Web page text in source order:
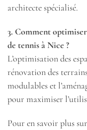
architecte spécialisé.
3. Comment
de tennis à Nice ?
L’optimisation des
rénovation des
modulables et
pour maximiser
Pour en savoir plus